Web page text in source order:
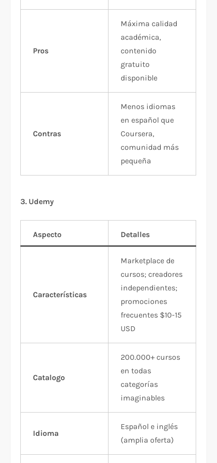
Pros
Máxima calidad
académica,
contenido
gratuito
disponible
Contras
Menos idiomas
en español que
Coursera,
comunidad más
pequeña
3. Udemy
Aspecto Detalles
Características
Marketplace de
cursos; creadores
independientes;
promociones
frecuentes $10-15
USD
Catalogo
200.000+ cursos
en todas
categorías
imaginables
Idioma
Español e inglés
(amplia oferta)